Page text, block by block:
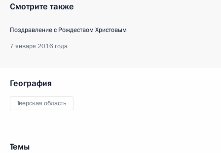
Смотрите также
Поздравление с Рождеством Христовым
7 января 2016 года
География
Тверская область
Темы